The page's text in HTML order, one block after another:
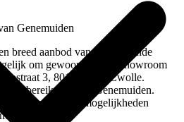
Genemuiden
breed aanbod van verschillende
om gewoon in onze showroom
3, 8013 NG in Zwolle.
te bereiken vanaf Genemuiden.
garantie mogelijkheden
is.